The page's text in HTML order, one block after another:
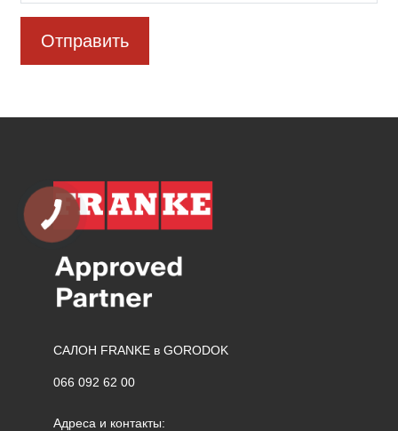
Отправить
САЛОН FRANKE в GORODOK
066 092 62 00
Адреса и контакты: